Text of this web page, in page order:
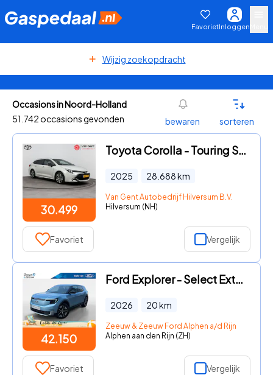
FavorietInloggen
Wijzig zoekopdracht
Occasions in Noord-Holland
51.742 occasions gevonden
bewaren sorteren
30.499
Toyota Corolla - Touring Sports Hybrid 140 Dynamic | Apple Carplay / Android
2025 28.688km
Van Gent Autobedrijf Hilversum B.V.
Hilversum (NH)
Favoriet Vergelijk
42.150
Ford Explorer - Select Extended Range RWD 77 kWh | Nieuw te Bestellen | €3.5
2026 20km
Zeeuw & Zeeuw Ford Alphen a/d Rijn
Alphen aan den Rijn (ZH)
Favoriet Vergelijk